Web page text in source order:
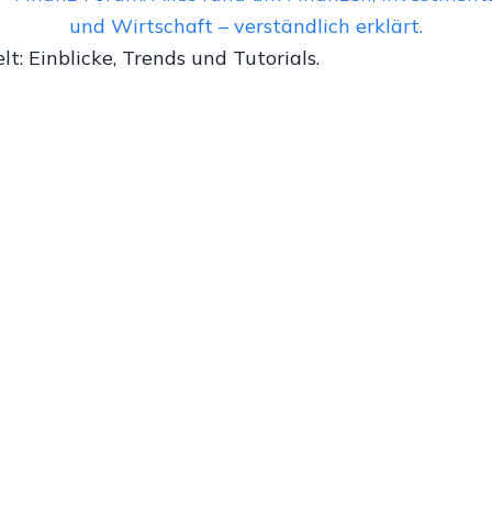
Einblicke, Trends und Tutorials.